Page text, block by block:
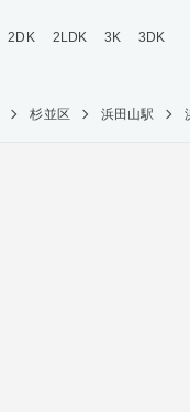
2DK 2LDK 3K
3DK
杉並区 浜田山駅